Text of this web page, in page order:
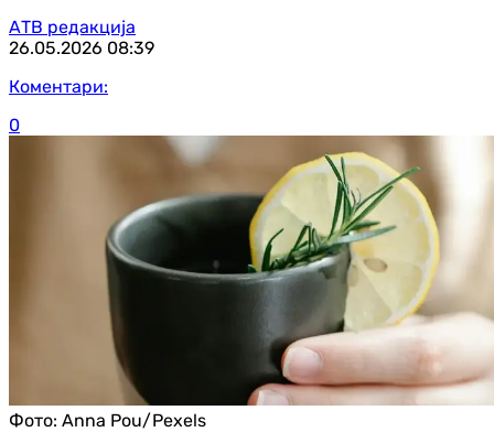
АТВ редакција
26.05.2026 08:39
Коментари:
0
Фото: Anna Pou/Pexels